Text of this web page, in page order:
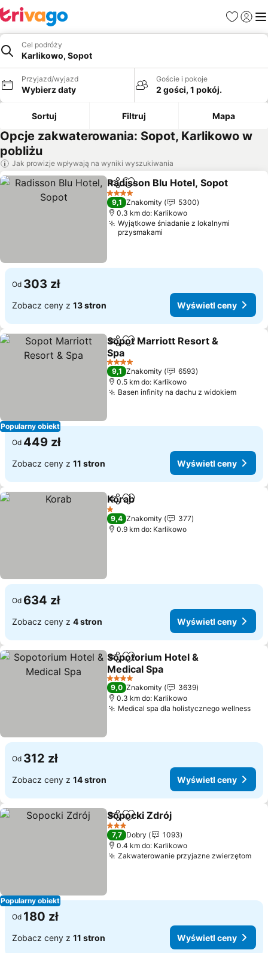
Ulubione
Cel podróży
Karlikowo, Sopot
Przyjazd/wyjazd
Wybierz daty
Goście i pokoje
2 gości, 1 pokój.
Sortuj Filtruj Mapa
Opcje zakwaterowania: Sopot, Karlikowo w
pobliżu
Jak prowizje wpływają na wyniki wyszukiwania
UdostępnijDodaj do ulubionych
Radisson Blu Hotel, Sopot
4 Kategoria
9,1 Znakomity
5300
0.3 km do: Karlikowo
Wyjątkowe śniadanie z lokalnymi
przysmakami
Od 303 zł
Zobacz ceny z 13 stron Wyświetl ceny
Popularny obiekt
Udostępnij
Dodaj do ulubionych
Sopot Marriott Resort &
Spa
4 Kategoria
9,1 Znakomity
6593
0.5 km do: Karlikowo
Basen infinity na dachu z widokiem
Od 449 zł
Zobacz ceny z 11 stron Wyświetl ceny
UdostępnijDodaj do ulubionych
Korab
1 Kategoria
9,4 Znakomity
377
0.9 km do: Karlikowo
Od 634 zł
Zobacz ceny z 4 stron Wyświetl ceny
Udostępnij
Dodaj do ulubionych
Sopotorium Hotel &
Medical Spa
4 Kategoria
9,0 Znakomity
3639
0.3 km do: Karlikowo
Medical spa dla holistycznego wellness
Od 312 zł
Zobacz ceny z 14 stron Wyświetl ceny
Popularny obiekt
Udostępnij
Dodaj do ulubionych
Sopocki Zdrój
3 Kategoria
7,7 Dobry
1093
0.4 km do: Karlikowo
Zakwaterowanie przyjazne zwierzętom
Od 180 zł
Zobacz ceny z 11 stron Wyświetl ceny